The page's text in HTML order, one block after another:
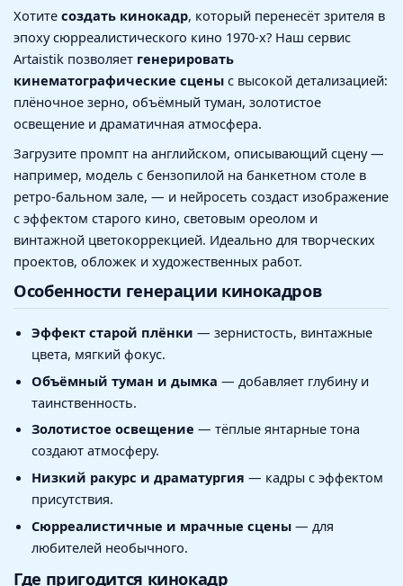
Хотите создать кинокадр, который перенесёт зрителя в
эпоху сюрреалистического кино 1970-х? Наш сервис
Artaistik позволяет генерировать
кинематографические сцены с высокой детализацией:
плёночное зерно, объёмный туман, золотистое
освещение и драматичная атмосфера.
Загрузите промпт на английском, описывающий сцену —
например, модель с бензопилой на банкетном столе в
ретро-бальном зале, — и нейросеть создаст изображение
с эффектом старого кино, световым ореолом и
винтажной цветокоррекцией. Идеально для творческих
проектов, обложек и художественных работ.
Особенности генерации кинокадров
Эффект старой плёнки — зернистость, винтажные
цвета, мягкий фокус.
Объёмный туман и дымка — добавляет глубину и
таинственность.
Золотистое освещение — тёплые янтарные тона
создают атмосферу.
Низкий ракурс и драматургия — кадры с эффектом
присутствия.
Сюрреалистичные и мрачные сцены— для
любителей необычного.
Где пригодится кинокадр